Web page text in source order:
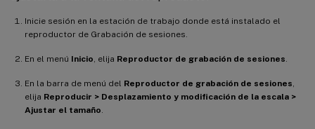
Inicie sesión en la estación de trabajo donde está instalado el
reproductor de Grabación de sesiones.
En el menú Inicio, elija Reproductor de grabación de sesiones.
En la barra de menú del Reproductor de grabación de sesiones,
elija Reproducir > Desplazamiento y modificación de la escala >
Ajustar el tamaño.